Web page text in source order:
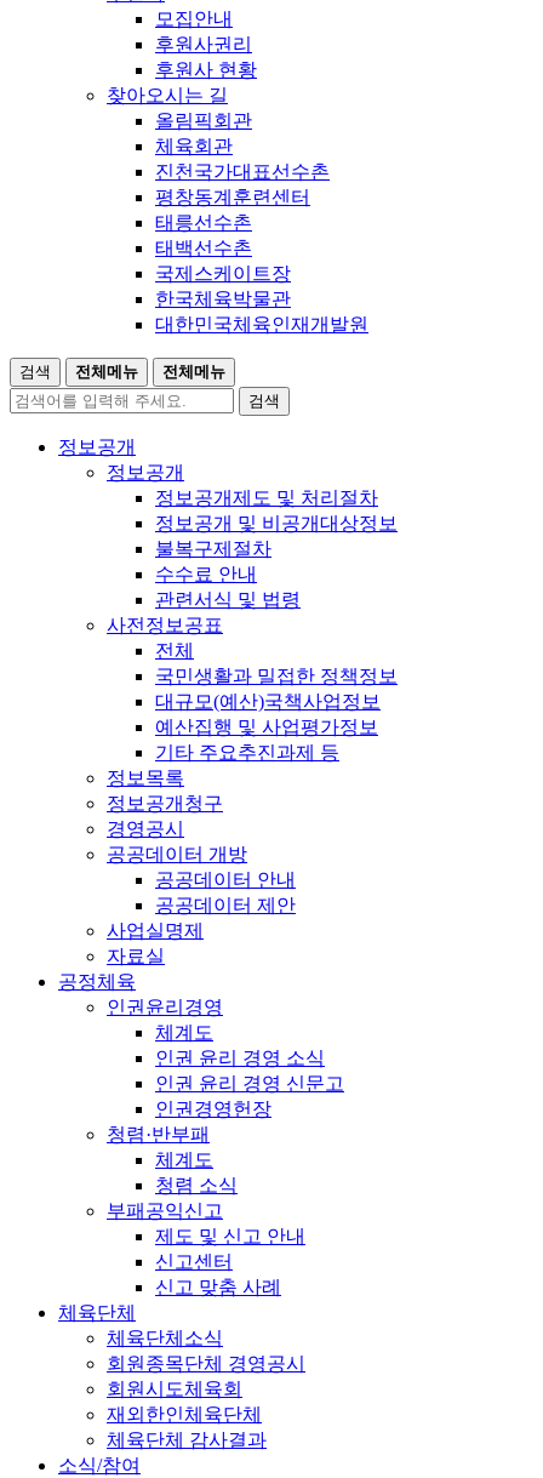
모집안내
후원사권리
후원사 현황
찾아오시는 길
올림픽회관
체육회관
진천국가대표선수촌
평창동계훈련센터
태릉선수촌
태백선수촌
국제스케이트장
한국체육박물관
대한민국체육인재개발원
검색 전체메뉴
전체메뉴
검색
정보공개
정보공개
정보공개제도 및 처리절차
정보공개 및 비공개대상정보
불복구제절차
수수료 안내
관련서식 및 법령
사전정보공표
전체
국민생활과 밀접한 정책정보
대규모(예산)국책사업정보
예산집행 및 사업평가정보
기타 주요추진과제 등
정보목록
정보공개청구
경영공시
공공데이터 개방
공공데이터 안내
공공데이터 제안
사업실명제
자료실
공정체육
인권윤리경영
체계도
인권 윤리 경영 소식
인권 윤리 경영 신문고
인권경영헌장
청렴·반부패
체계도
청렴 소식
부패공익신고
제도 및 신고 안내
신고센터
신고 맞춤 사례
체육단체
체육단체소식
회원종목단체 경영공시
회원시도체육회
재외한인체육단체
체육단체 감사결과
소식/참여